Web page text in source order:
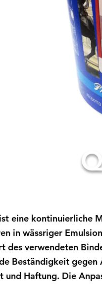
eine kontinuierliche
in wässriger
des verwendeten
Beständigkeit
und Haftung. Die